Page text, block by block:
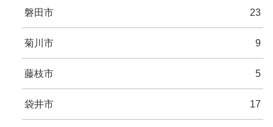
磐田市 23
菊川市 9
藤枝市 5
袋井市 17